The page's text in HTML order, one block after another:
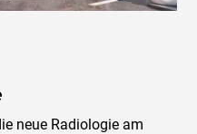
neue Radiologie am